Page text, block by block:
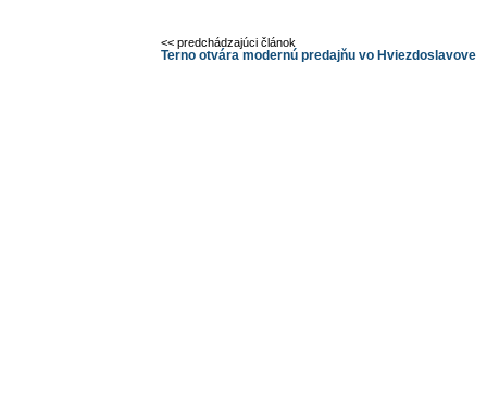
<< predchádzajúci článok
Terno otvára modernú predajňu vo Hviezdoslavove